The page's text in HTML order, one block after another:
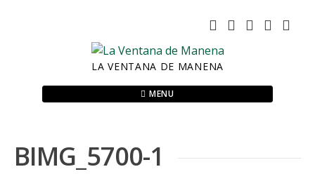
LA VENTANA DE MANENA
MENU
BIMG_5700-1